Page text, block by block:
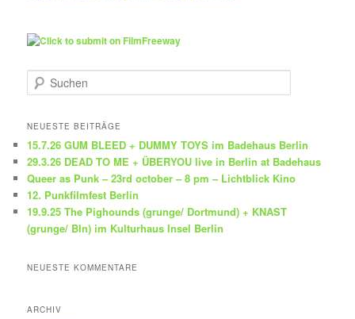
u
h
n
NEUESTE BEITRÄGE
15.7.26 GUM BLEED + DUMMY TOYS im Badehaus Berlin
29.3.26 DEAD TO ME + ÜBERYOU live in Berlin at Badehaus
Queer as Punk – 23rd october – 8 pm – Lichtblick Kino
12. Punkfilmfest Berlin
19.9.25 The Pighounds (grunge/ Dortmund) + KNAST
(grunge/ Bln) im Kulturhaus Insel Berlin
NEUESTE KOMMENTARE
ARCHIV